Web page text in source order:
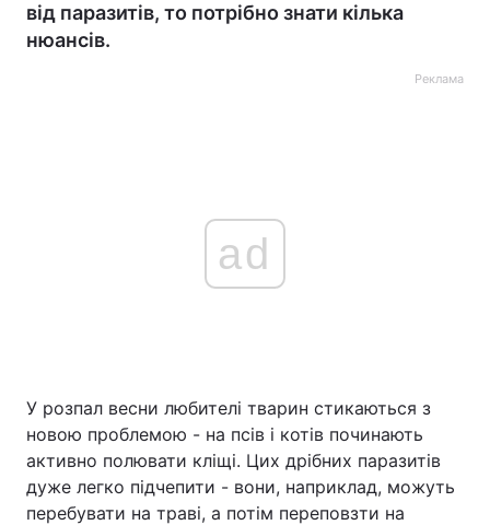
Україна Політика
Економіка Світ
Спорт
від паразитів, то потрібно знати кілька
нюансів.
Реклама
ad
У розпал весни любителі тварин стикаються з
новою проблемою - на псів і котів починають
активно полювати кліщі. Цих дрібних паразитів
дуже легко підчепити - вони, наприклад, можуть
перебувати на траві, а потім переповзти на